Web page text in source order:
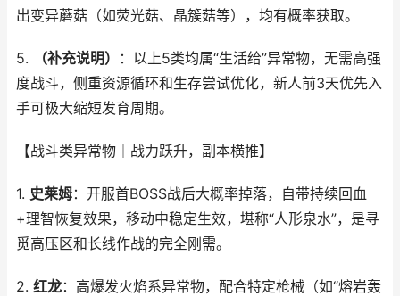
出变异蘑菇（如荧光菇、晶簇菇等），均有概率获取。
5. （补充说明）
：以上5类均属“生活给”异常物，无需高强
度战斗，侧重资源循环和生存尝试优化，新人前3天优先入
手可极大缩短发育周期。
【战斗类异常物｜战力跃升，副本横推】
1. 史莱姆：开服首BOSS战后大概率掉落，自带持续回血
+理智恢复效果，移动中稳定生效，堪称“人形泉水”，是寻
觅高压区和长线作战的完全刚需。
2. 红龙：高爆发火焰系异常物，配合特定枪械（如“熔岩轰